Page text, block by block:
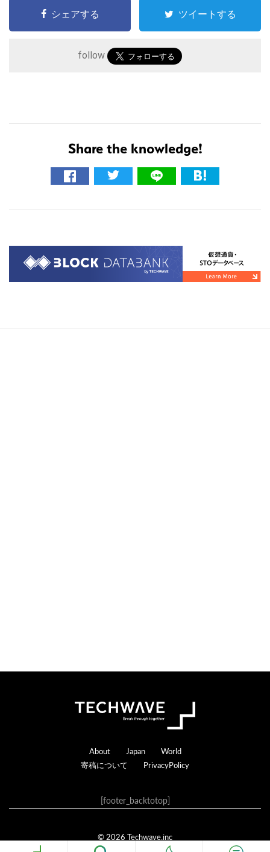
シェアする ツイートする
follow
Share the knowledge!
Footer
About Japan
World
寄稿について
PrivacyPolicy
[footer_backtotop]
© 2026 Techwave.inc